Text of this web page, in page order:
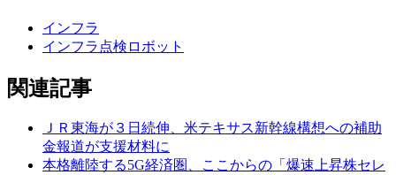
インフラ
インフラ点検ロボット
関連記事
ＪＲ東海が３日続伸、米テキサス新幹線構想への補助
金報道が支援材料に
本格離陸する5G経済圏、ここからの「爆速上昇株セレ